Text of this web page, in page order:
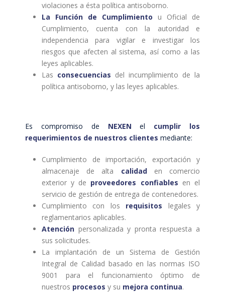
violaciones a ésta política antisoborno.
La Función de Cumplimiento u Oficial de
Cumplimiento, cuenta con la autoridad e
independencia para vigilar e investigar los
riesgos que afecten al sistema, así como a las
leyes aplicables.
Las consecuencias del incumplimiento de la
política antisoborno, y las leyes aplicables.
Es compromiso de NEXEN el cumplir los
requerimientos de nuestros clientes mediante:
Cumplimiento de importación, exportación y
almacenaje de alta calidaden comercio
exterior y de proveedores confiables en el
servicio de gestión de entrega de contenedores.
Cumplimiento con los requisitos legales y
reglamentarios aplicables.
Atención personalizada y pronta respuesta a
sus solicitudes.
La implantación de un Sistema de Gestión
Integral de Calidad basado en las normas ISO
9001 para el funcionamiento óptimo de
nuestros procesos y su mejora continua.